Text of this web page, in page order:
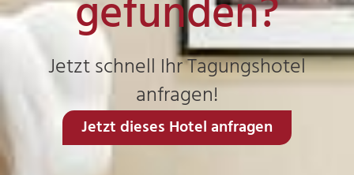
gefunden?
Jetzt schnell Ihr Tagungshotel
anfragen!
Jetzt dieses Hotel anfragen